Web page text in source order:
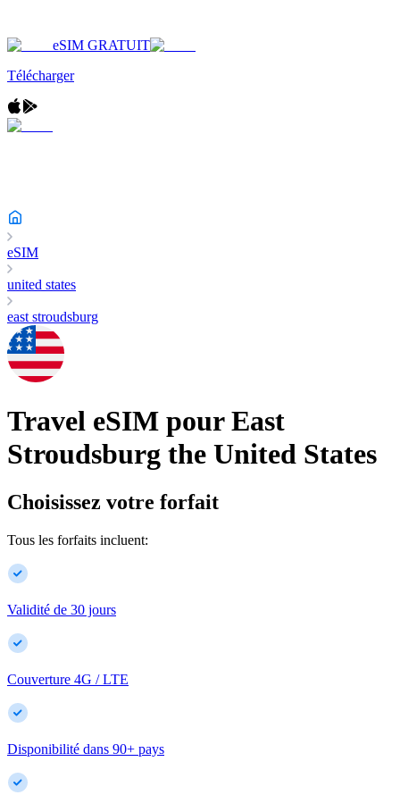
eSIM GRATUIT
Télécharger
eSIM
united states
east stroudsburg
Travel eSIM pour East
Stroudsburg the United States
Choisissez votre forfait
Tous les forfaits incluent:
Validité de 30 jours
Couverture 4G / LTE
Disponibilité dans 90+ pays